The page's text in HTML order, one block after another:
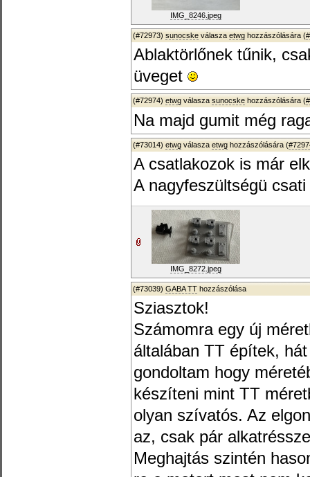
IMG_8246.jpeg
(#72973) sunocske válasza etwg hozzászólására (
Ablaktörlőnek tűnik,
üveget
(#72974) etwg válasza sunocske hozzászólására (
Na majd gumit még
(#73014) etwg válasza etwg hozzászólására (
A csatlakozok is már
A nagyfeszültségü
IMG_8272.jpeg
(#73039) GABA TT hozzászólása
Sziasztok!
Számomra egy új
általában TT építek,
gondoltam hogy
készíteni mint TT
olyan szívatós. Az
az, csak pár
Meghajtás szintén